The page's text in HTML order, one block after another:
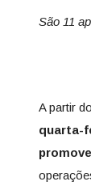
São 11
A partir
quarta-